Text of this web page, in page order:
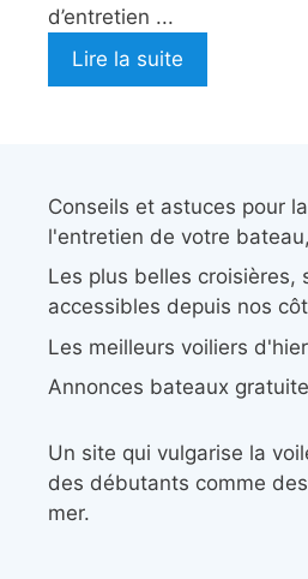
d’entretien ...
Lire la suite
Conseils et astuces pour
l'entretien de votre bateau,
Les plus belles croisières,
accessibles depuis nos
Les meilleurs voiliers
Annonces bateaux
Un site qui vulgarise la
des débutants comme
mer.